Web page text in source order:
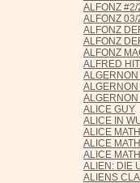
ALFONZ
ALFONZ
ALFONZ
ALFONZ
ALFONZ
ALFRED
ALICE GUY
ALICE IN
ALICE
ALICE
ALICE
ALIEN: DIE
ALIENS